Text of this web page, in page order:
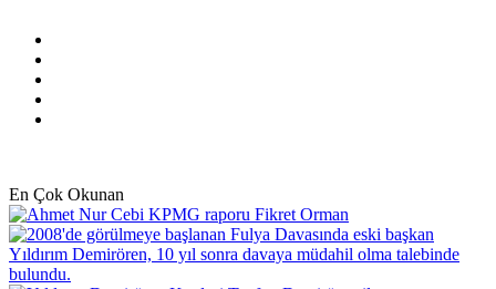
En Çok Okunan